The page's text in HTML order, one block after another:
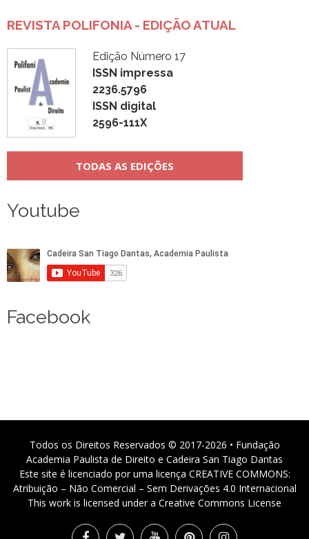
REVISTA POLIFONIA - EDIÇÃO ATUAL
Edição Número 17
ISSN impressa
2236.5796
ISSN digital
2596-111X
TODAS AS EDIÇÕES
Youtube
Facebook
Todos os Direitos Reservados © 2017-2026 • Fundação
Academia Paulista de Direito e Cadeira San Tiago Dantas
Este site é licenciado por uma licença CREATIVE COMMONS:
Atribuição – Não Comercial – Sem Derivações 4.0 Internacional
This work is licensed under a Creative Commons License